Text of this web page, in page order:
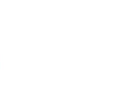
efectivo en tu tienda más